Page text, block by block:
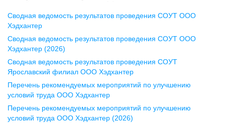
Воронеж
ул. Комиссаржевской, д. 10,
офис 1212
+7 473 280-05-05
pr@vrn.hh.ru
ул. Спартаковская, д. 2А, этаж 3,
Сводная ведомость результатов проведения СОУТ ООО
Хэдхантер
Сводная ведомость результатов проведения СОУТ ООО
Хэдхантер (2026)
Сводная ведомость результатов проведения СОУТ
Ярославский филиал ООО Хэдхантер
Перечень рекомендуемых мероприятий по улучшению
условий труда ООО Хэдхантер
Перечень рекомендуемых мероприятий по улучшению
условий труда ООО Хэдхантер (2026)